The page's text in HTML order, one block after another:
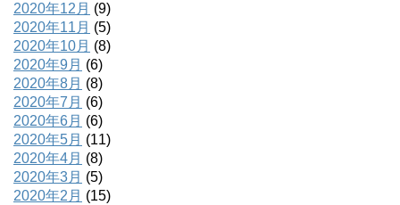
2020年12月 (9)
2020年11月 (5)
2020年10月 (8)
2020年9月 (6)
2020年8月 (8)
2020年7月 (6)
2020年6月 (6)
2020年5月 (11)
2020年4月 (8)
2020年3月 (5)
2020年2月 (15)